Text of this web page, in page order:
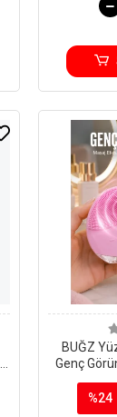
BUĞZ
Genç
%24